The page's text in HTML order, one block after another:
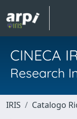
CINECA
Research
IRIS Catalogo